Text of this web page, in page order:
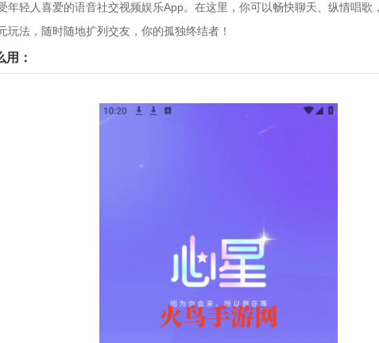
年轻人喜爱的语音社交视频娱乐App。在这里，你可以畅快聊天、纵情唱歌
玩法，随时随地扩列交友，你的孤独终结者！
用：